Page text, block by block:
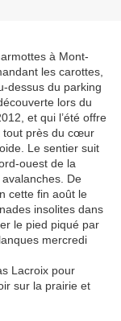
à Mont-
les carottes,
dessus du parking
lors du
et qui l’été offre
tout près du cœur
Le sentier suit
ouest de la
De
cette fin août le
insolites dans
le pied piqué par
mercredi
Lacroix pour
sur la prairie et